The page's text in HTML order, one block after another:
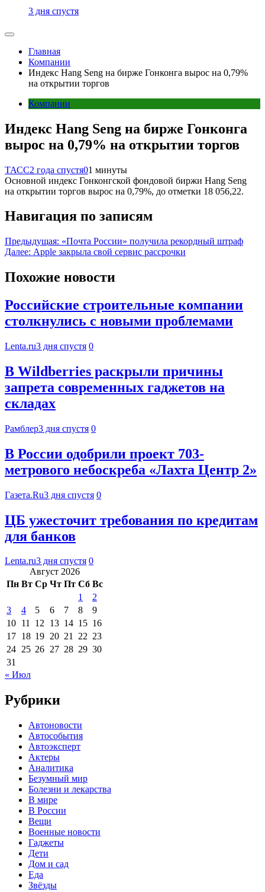
3 дня спустя
Главная
Компании
Индекс Hang Seng на бирже Гонконга вырос на 0,79%
на открытии торгов
Компании
Индекс Hang Seng на бирже Гонконга
вырос на 0,79% на открытии торгов
ТАСС2 года спустя01 минуты
Основной индекс Гонконгской фондовой биржи Hang Seng
на открытии торгов вырос на 0,79%, до отметки 18 056,22.
Навигация по записям
Предыдущая: «Почта России» получила рекордный штраф
Далее: Apple закрыла свой сервис рассрочки
Похожие новости
Российские строительные компании
столкнулись с новыми проблемами
Lenta.ru3 дня спустя 0
В Wildberries раскрыли причины
запрета современных гаджетов на
складах
Рамблер3 дня спустя 0
В России одобрили проект 703-
метрового небоскреба «Лахта Центр 2»
Газета.Ru3 дня спустя 0
ЦБ ужесточит требования по кредитам
для банков
Lenta.ru3 дня спустя 0
Август 2026
Пн Вт Ср Чт Пт Сб Вс
1
2
3
4 5 6 7 8
9
10 11 12 13 14 15 16
17 18 19 20 21 22 23
24 25 26 27 28 29 30
31
« Июл
Рубрики
Автоновости
Автособытия
Автоэксперт
Актеры
Аналитика
Безумный мир
Болезни и лекарства
В мире
В России
Вещи
Военные новости
Гаджеты
Дети
Дом и сад
Еда
Звёзды